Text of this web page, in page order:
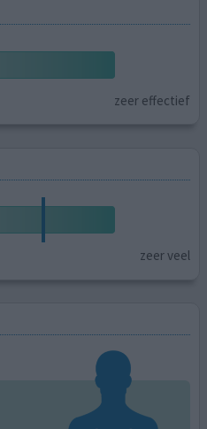
zeer effectief
zeer veel